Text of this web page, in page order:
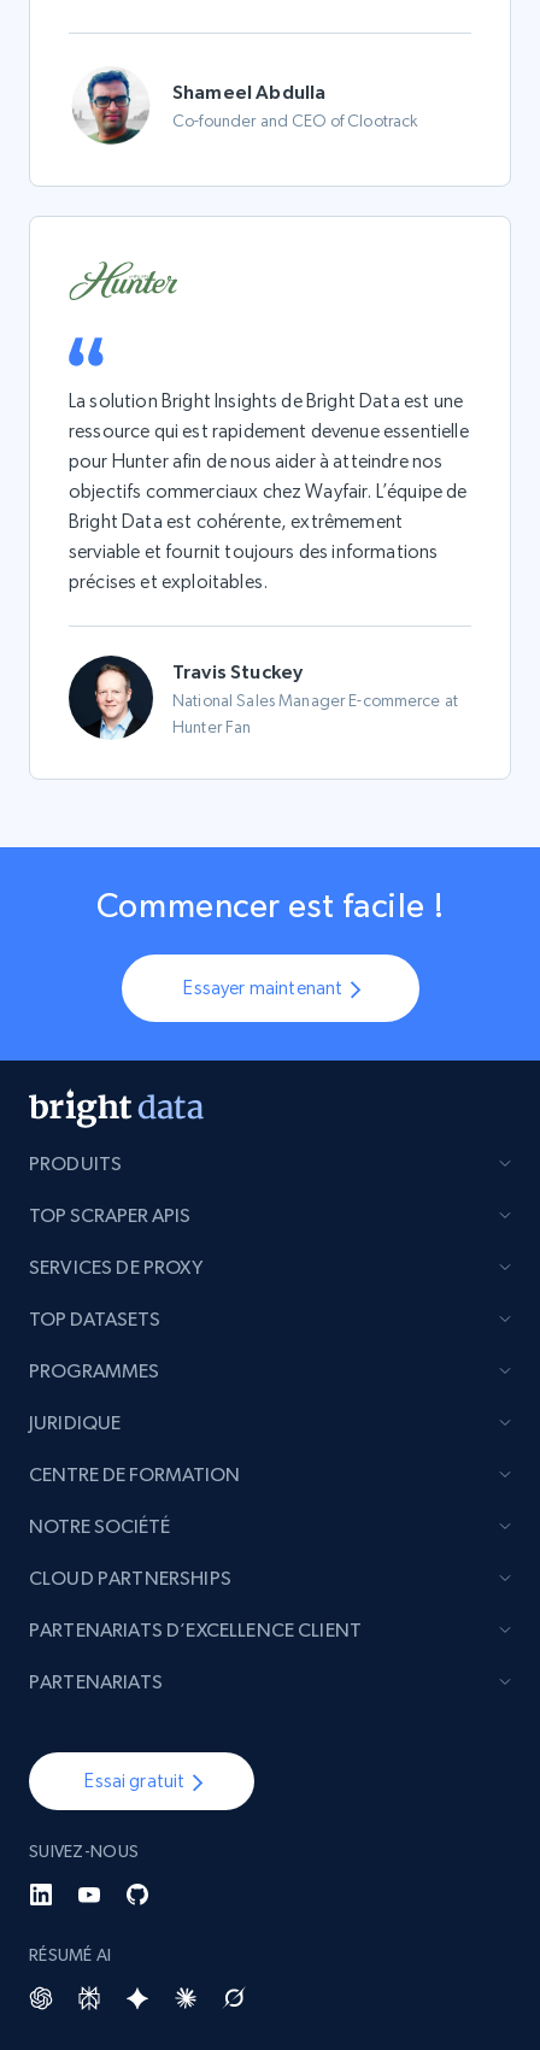
Shameel Abdulla
Co-founder and CEO of Clootrack
La solution Bright Insights de Bright Data est une
ressource qui est rapidement devenue essentielle
pour Hunter afin de nous aider à atteindre nos
objectifs commerciaux chez Wayfair. L’équipe de
Bright Data est cohérente, extrêmement
serviable et fournit toujours des informations
précises et exploitables.
Travis Stuckey
National Sales Manager E-commerce at
Hunter Fan
Commencer est facile !
Essayer maintenant
PRODUITS
TOP SCRAPER APIS
SERVICES DE PROXY
TOP DATASETS
PROGRAMMES
JURIDIQUE
CENTRE DE FORMATION
NOTRE SOCIÉTÉ
Essai gratuit
SUIVEZ-NOUS
RÉSUMÉ AI
CLOUD PARTNERSHIPS
PARTENARIATS D’EXCELLENCE CLIENT
PARTENARIATS